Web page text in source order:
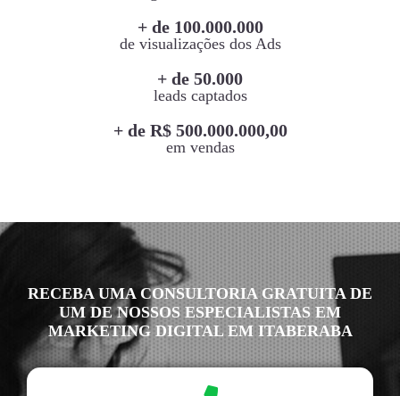
+ de 100.000.000
de visualizações dos Ads
+ de 50.000
leads captados
+ de R$ 500.000.000,00
em vendas
RECEBA UMA CONSULTORIA GRATUITA DE
UM DE NOSSOS ESPECIALISTAS EM
MARKETING DIGITAL EM ITABERABA